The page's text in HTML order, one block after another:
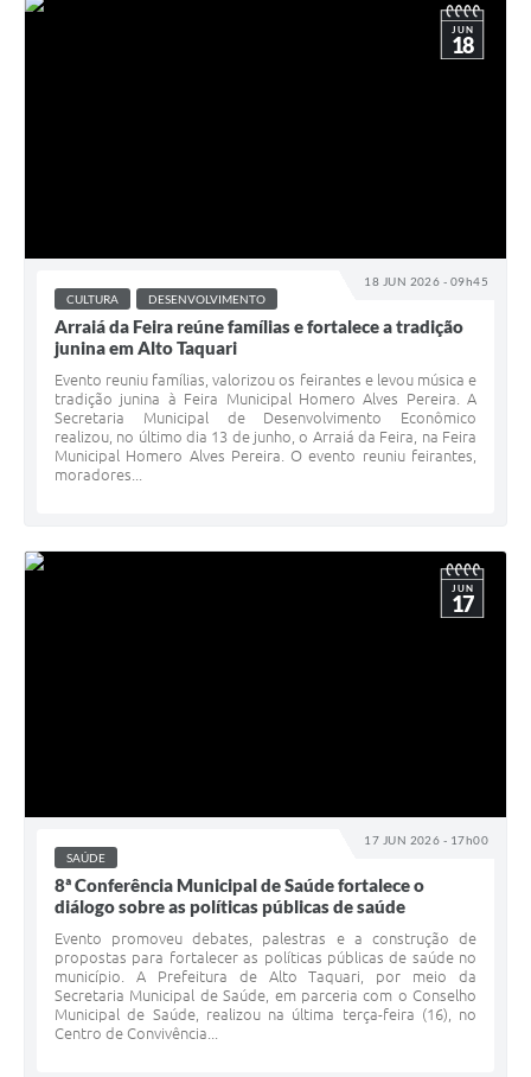
18 JUN 2026 - 09h45
JUN
18
CULTURA DESENVOLVIMENTO
Arraiá da Feira reúne famílias e fortalece a tradição
junina em Alto Taquari
Evento reuniu famílias, valorizou os feirantes e levou música e
tradição junina à Feira Municipal Homero Alves Pereira. A
Secretaria Municipal de Desenvolvimento Econômico
realizou, no último dia 13 de junho, o Arraiá da Feira, na Feira
Municipal Homero Alves Pereira. O evento reuniu feirantes,
moradores...
17 JUN 2026 - 17h00
JUN
17
SAÚDE
8ª Conferência Municipal de Saúde fortalece o
diálogo sobre as políticas públicas de saúde
Evento promoveu debates, palestras e a construção de
propostas para fortalecer as políticas públicas de saúde no
município. A Prefeitura de Alto Taquari, por meio da
Secretaria Municipal de Saúde, em parceria com o Conselho
Municipal de Saúde, realizou na última terça-feira (16), no
Centro de Convivência...